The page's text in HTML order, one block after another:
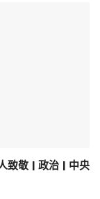
致敬 | 政治 | 中央